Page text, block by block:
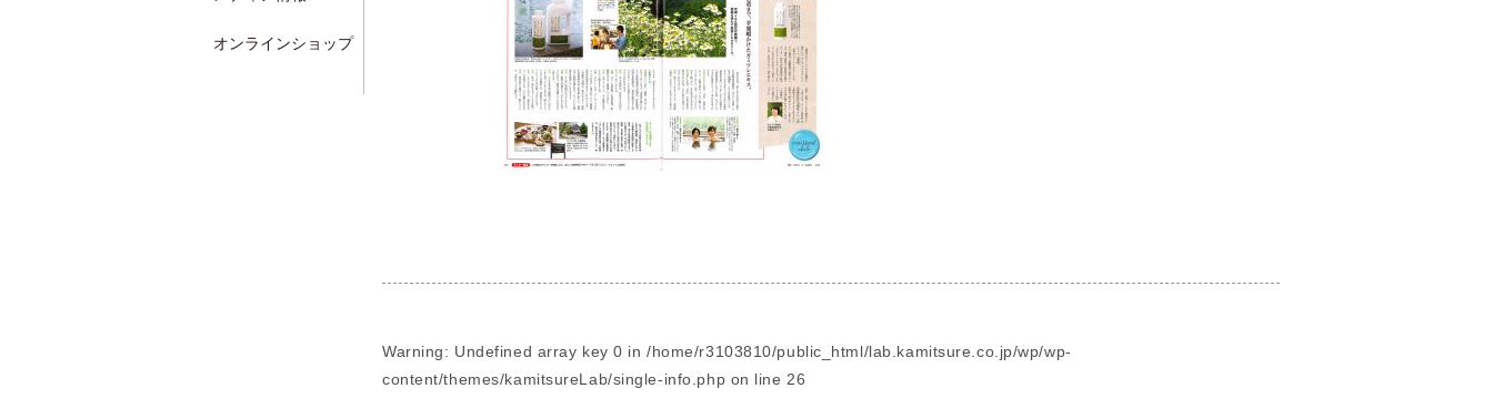
オンラインショップ
Warning: Undefined array key 0 in/home/r3103810/public_html/lab.kamitsure.co.jp/wp/wp-
content/themes/kamitsureLab/single-info.php on line 26